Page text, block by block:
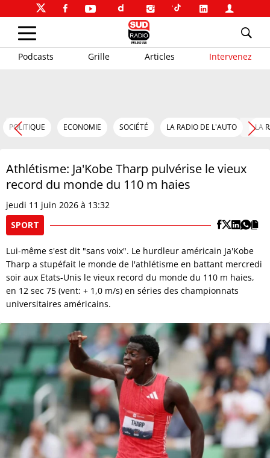
Podcasts Grille Articles Intervenez
POLITIQUE ECONOMIE SOCIÉTÉ LA RADIO DE L'AUTO LA
Athlétisme: Ja'Kobe Tharp pulvérise le vieux
record du monde du 110 m haies
jeudi 11 juin 2026 à 13:32
SPORT
Lui-même s'est dit "sans voix". Le hurdleur américain Ja'Kobe
Tharp a stupéfait le monde de l'athlétisme en battant mercredi
soir aux Etats-Unis le vieux record du monde du 110 m haies,
en 12 sec 75 (vent: + 1,0 m/s) en séries des championnats
universitaires américains.